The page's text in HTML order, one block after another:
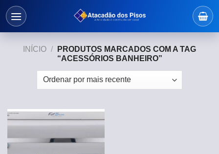
Skip
INÍCIO /
PRODUTOS MARCADOS COM A TAG
“ACESSÓRIOS BANHEIRO”